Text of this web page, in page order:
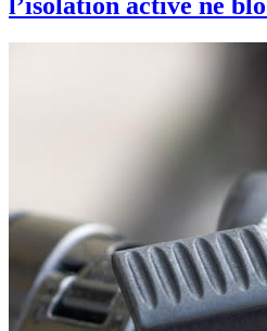
l’isolation active ne